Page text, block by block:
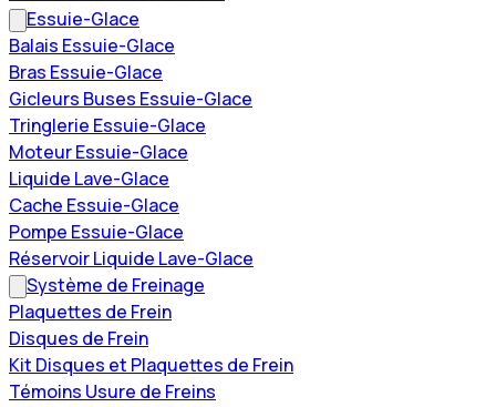
Essuie-Glace
Balais Essuie-Glace
Bras Essuie-Glace
Gicleurs Buses Essuie-Glace
Tringlerie Essuie-Glace
Moteur Essuie-Glace
Liquide Lave-Glace
Cache Essuie-Glace
Pompe Essuie-Glace
Réservoir Liquide Lave-Glace
Système de Freinage
Plaquettes de Frein
Disques de Frein
Kit Disques et Plaquettes de Frein
Témoins Usure de Freins